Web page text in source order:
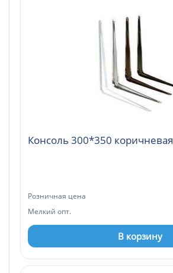
Консоль 300*350 коричневая
Розничная цена
Мелкий опт.
В корзину